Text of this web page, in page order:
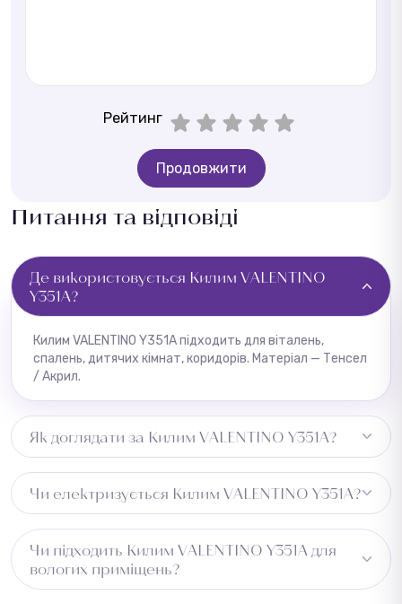
Рейтинг
Продовжити
Питання та відповіді
Де використовується Килим VALENTINO
Y351A?
Килим VALENTINO Y351A підходить для віталень,
спалень, дитячих кімнат, коридорів. Матеріал — Тенсел
/ Акрил.
Як доглядати за Килим VALENTINO Y351A?
вологою ганчіркою.
Чи електризується Килим VALENTINO Y351A?
вологості.
Чи підходить Килим VALENTINO Y351A для
вологих приміщень?